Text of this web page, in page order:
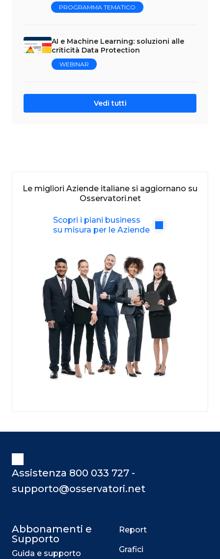
PROGRAMMA TEMATICO
AI e Machine Learning: soluzioni alle
criticità Data Protection
WEBINAR
Vedi tutti
Le migliori Aziende italiane si aggiornano su
Osservatori.net
Scopri i piani business
su misura per le Aziende
Assistenza 800 033 727 -
supporto@osservatori.net
Abbonamenti e
Supporto
Guida e supporto
Report
Grafici